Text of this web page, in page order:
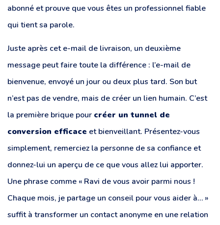
abonné et prouve que vous êtes un professionnel fiable
qui tient sa parole.
Juste après cet e-mail de livraison, un deuxième
message peut faire toute la différence : l’e-mail de
bienvenue, envoyé un jour ou deux plus tard. Son but
n’est pas de vendre, mais de créer un lien humain. C’est
la première brique pour créer un tunnel de
conversion efficace et bienveillant. Présentez-vous
simplement, remerciez la personne de sa confiance et
donnez-lui un aperçu de ce que vous allez lui apporter.
Une phrase comme « Ravi de vous avoir parmi nous !
Chaque mois, je partage un conseil pour vous aider à… »
suffit à transformer un contact anonyme en une relation